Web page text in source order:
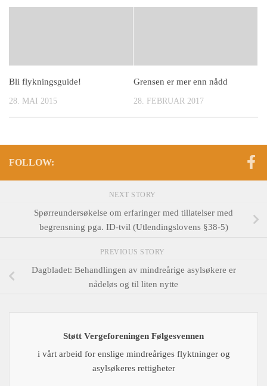
Bli flykningsguide!
28. MAI 2015
Grensen er mer enn nådd
28. FEBRUAR 2017
FOLLOW:
NEXT STORY
Spørreundersøkelse om erfaringer med tillatelser med
begrensning pga. ID-tvil (Utlendingslovens §38-5)
PREVIOUS STORY
Dagbladet: Behandlingen av mindreårige asylsøkere er
nådeløs og til liten nytte
Støtt Vergeforeningen Følgesvennen
i vårt arbeid for enslige mindreåriges flyktninger og
asylsøkeres rettigheter